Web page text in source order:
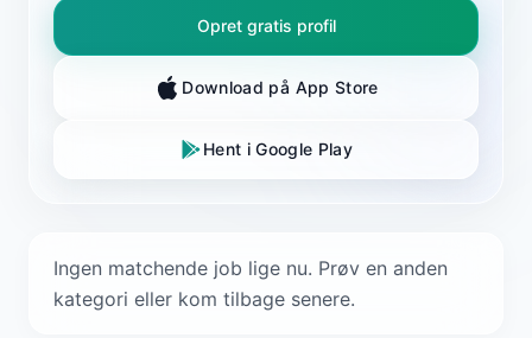
Opret gratis profil
Download på App Store
Hent i Google Play
Ingen matchende job lige nu. Prøv en anden
kategori eller kom tilbage senere.